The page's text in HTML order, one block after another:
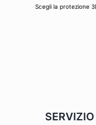
Scegli la protezione